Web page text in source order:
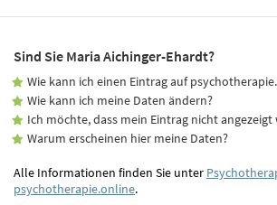
Sind Sie Maria Aichinger-Ehardt?
Wie kann ich einen Eintrag auf
Wie kann ich meine Daten ändern?
Ich möchte, dass mein Eintrag nicht angezeigt
Warum erscheinen hier meine Daten?
Alle Informationen finden Sie unter
psychotherapie.online.